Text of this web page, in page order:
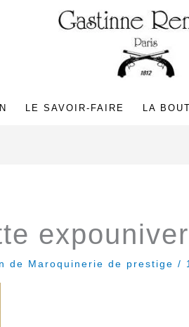
LE SAVOIR-FAIRE LA
de Maroquinerie de prestige/